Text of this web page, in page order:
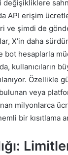
değişikliklere
API erişim
şimdi de
X’in daha
bot hesaplarla
kullanıcıların
Özellikle
veya
milyonlarca
bir kısıtlama